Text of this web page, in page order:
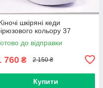
шкіряні кеди
кольору 37
до відправки
760 ₴ 2 150 ₴
Купити